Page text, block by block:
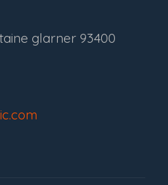
glarner 93400